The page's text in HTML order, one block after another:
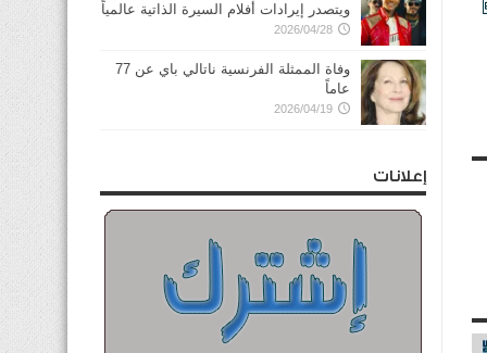
ويتصدر إيرادات أفلام السيرة الذاتية عالمياً
2026/04/28
وفاة الممثلة الفرنسية ناتالي باي عن 77
عاماً
2026/04/19
إعلانات